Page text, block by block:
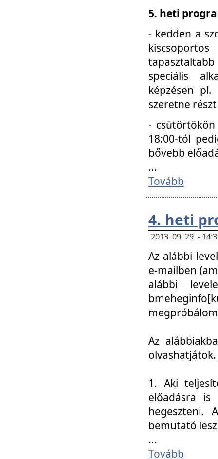
5. heti
- kedden a
speciális
képzésen
szeretne
- csütörtökön
18:00-tól
bővebb
...
Tovább
4. heti
2013. 09. 29. -
Az alábbi
e-mailben
alábbi
Az
olvashatjátok.
1. Aki
előadásra
hegeszteni.
bemutató
...
Tovább